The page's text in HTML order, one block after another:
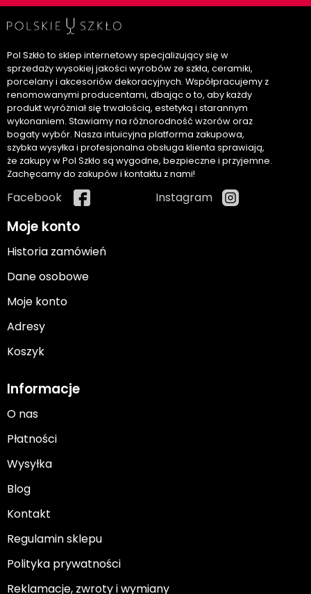
Pol Szkło to sklep internetowy specjalizujący się w
sprzedaży wysokiej jakości wyrobów ze szkła, ceramiki,
porcelany i akcesoriów dekoracyjnych. Współpracujemy z
renomowanymi producentami, dbając o to, aby każdy
produkt wyróżniał się trwałością, estetyką i starannym
wykonaniem. Stawiamy na różnorodność wzorów oraz
bogaty wybór. Nasza intuicyjna platforma zakupowa,
szybka wysyłka i profesjonalna obsługa klienta sprawiają,
że zakupy w Pol Szkło są wygodne, bezpieczne i przyjemne.
Zachęcamy do zakupów i kontaktu z nami!
Facebook Instagram
Moje konto
Historia zamówień
Dane osobowe
Moje konto
Adresy
Koszyk
Informacje
O nas
Płatności
Wysyłka
Blog
Kontakt
Regulamin sklepu
Polityka prywatności
Reklamacje, zwroty i wymiany